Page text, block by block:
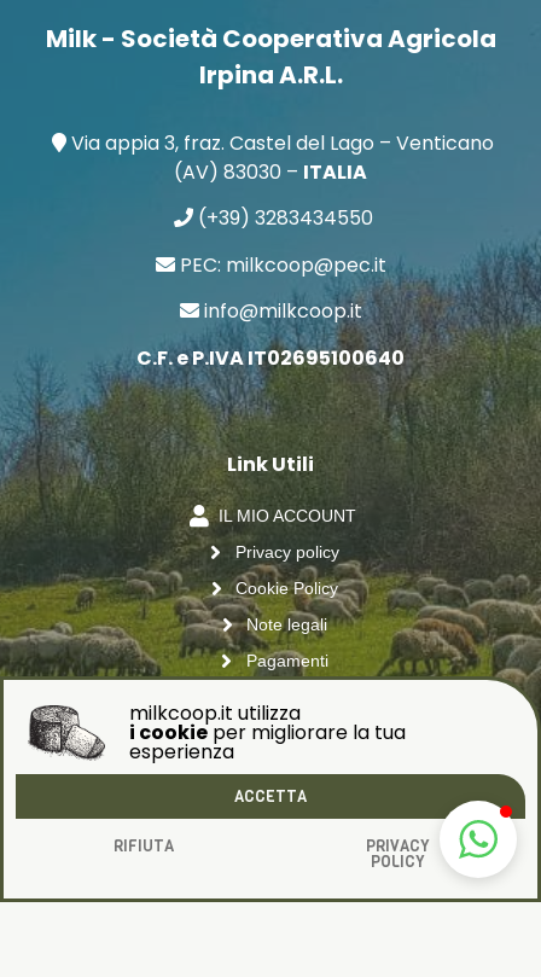
Milk - Società Cooperativa Agricola
Irpina A.R.L.
Via appia 3, fraz. Castel del Lago – Venticano
(AV) 83030 – ITALIA
(+39) 3283434550
PEC: milkcoop@pec.it
info@milkcoop.it
C.F. e P.IVA IT02695100640
Link Utili
IL MIO ACCOUNT
Privacy policy
Cookie Policy
Note legali
Pagamenti
Spedizioni
Seguici sui social
milkcoop.it utilizza
i cookieper migliorare la tua
esperienza
ACCETTA
RIFIUTA PRIVACY
POLICY